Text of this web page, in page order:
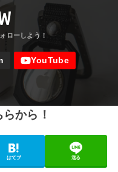
から！
はてブ 送る